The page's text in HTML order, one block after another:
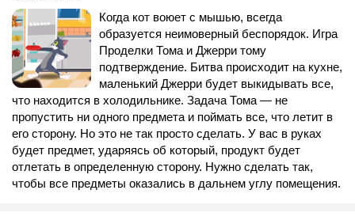
Когда кот воюет с мышью, всегда
образуется неимоверный беспорядок. Игра
Проделки Тома и Джерри тому
подтверждение. Битва происходит на кухне,
маленький Джерри будет выкидывать все,
что находится в холодильнике. Задача Тома — не
пропустить ни одного предмета и поймать все, что летит в
его сторону. Но это не так просто сделать. У вас в руках
будет предмет, ударяясь об который, продукт будет
отлетать в определенную сторону. Нужно сделать так,
чтобы все предметы оказались в дальнем углу помещения.